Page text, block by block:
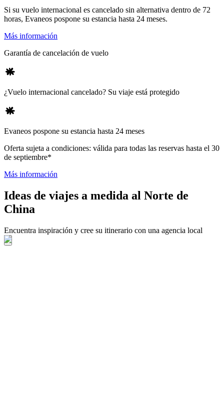
Si su vuelo internacional es cancelado sin alternativa dentro de 72
horas, Evaneos pospone su estancia hasta 24 meses.
Más información
Garantía de cancelación de vuelo
¿Vuelo internacional cancelado? Su viaje está protegido
Evaneos pospone su estancia hasta 24 meses
Oferta sujeta a condiciones: válida para todas las reservas hasta el 30
de septiembre*
Más información
Ideas de viajes a medida al Norte de
China
Encuentra inspiración y cree su itinerario con una agencia local